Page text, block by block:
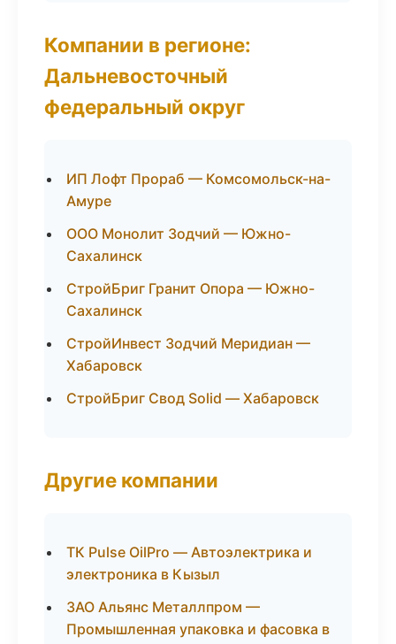
Компании в регионе:
Дальневосточный
федеральный округ
ИП Лофт Прораб — Комсомольск-на-
Амуре
ООО Монолит Зодчий — Южно-
Сахалинск
СтройБриг Гранит Опора — Южно-
Сахалинск
СтройИнвест Зодчий Меридиан —
Хабаровск
СтройБриг Свод Solid — Хабаровск
Другие компании
ТК Pulse OilPro — Автоэлектрика и
электроника в Кызыл
ЗАО Альянс Металлпром —
Промышленная упаковка и фасовка в